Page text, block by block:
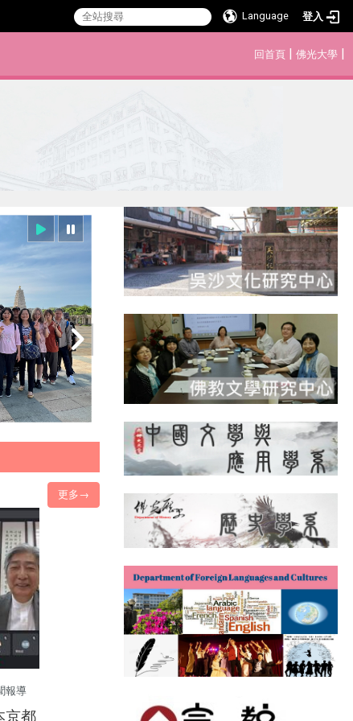
Language 登入
回首頁 | 佛光大學 |
更多→
報導
京都